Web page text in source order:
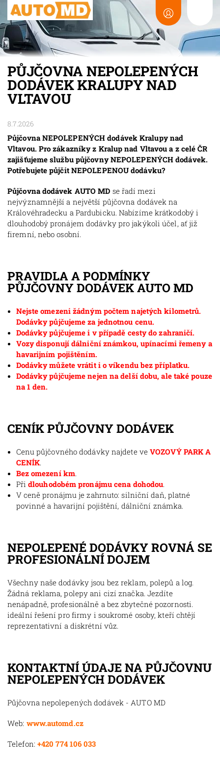
PŮJČOVNA NEPOLEPENÝCH
DODÁVEK KRALUPY NAD
VLTAVOU
8.7.2026
Půjčovna NEPOLEPENÝCH dodávek Kralupy nad
Vltavou. Pro zákazníky z Kralup nad Vltavou a z celé ČR
zajišťujeme službu půjčovny NEPOLEPENÝCH dodávek.
Potřebujete půjčit NEPOLEPENOU dodávku?
Půjčovna dodávek AUTO MD se řadí mezi
nejvýznamnější a největší půjčovna dodávek na
Královéhradecku a Pardubicku. Nabízíme krátkodobý i
dlouhodobý pronájem dodávky pro jakýkoli účel, ať již
firemní, nebo osobní.
PRAVIDLA A PODMÍNKY
PŮJČOVNY DODÁVEK AUTO MD
Nejste omezeni žádným počtem najetých kilometrů.
Dodávky půjčujeme za jednotnou cenu.
Dodávky půjčujeme i v případě cesty do zahraničí.
Vozy disponují dálniční známkou, upínacími řemeny a
havarijním pojištěním.
Dodávky můžete vrátit i o víkendu bez příplatku.
Dodávky půjčujeme nejen na delší dobu, ale také pouze
na 1 den.
CENÍK PŮJČOVNY DODÁVEK
Cenu půjčovného dodávky najdete veVOZOVÝ PARK A
CENÍK.
Bez omezení km.
Při dlouhodobém pronájmu cena dohodou.
V ceně pronájmu je zahrnuto: silniční daň, platné
povinné a havarijní pojištění, dálniční známka.
NEPOLEPENÉ DODÁVKY ROVNÁ SE
PROFESIONÁLNÍ DOJEM
Všechny naše dodávky jsou bez reklam, polepů a log.
Žádná reklama, polepy ani cizí značka. Jezdíte
nenápadně, profesionálně a bez zbytečné pozornosti.
ideální řešení pro firmy i soukromé osoby, kteří chtějí
reprezentativní a diskrétní vůz.
KONTAKTNÍ ÚDAJE NA PŮJČOVNU
NEPOLEPENÝCH DODÁVEK
Půjčovna nepolepených dodávek - AUTO MD
Web: www.automd.cz
Telefon: +420 774 106 033